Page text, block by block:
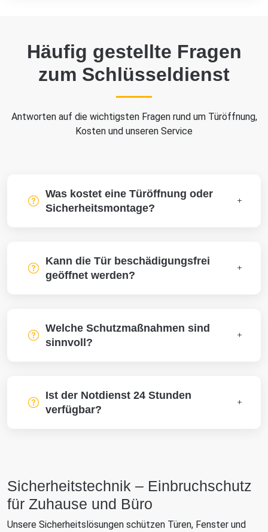
Häufig gestellte Fragen
zum Schlüsseldienst
Antworten auf die wichtigsten Fragen rund um Türöffnung,
Kosten und unseren Service
Was kostet eine Türöffnung oder
Sicherheitsmontage?
Kann die Tür beschädigungsfrei
geöffnet werden?
Welche Schutzmaßnahmen sind
sinnvoll?
Ist der Notdienst 24 Stunden
verfügbar?
Sicherheitstechnik – Einbruchschutz
für Zuhause und Büro
Unsere Sicherheitslösungen schützen Türen, Fenster und